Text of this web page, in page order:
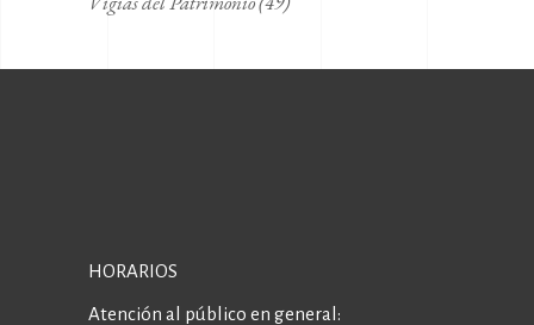
HORARIOS
Atención al público en general: